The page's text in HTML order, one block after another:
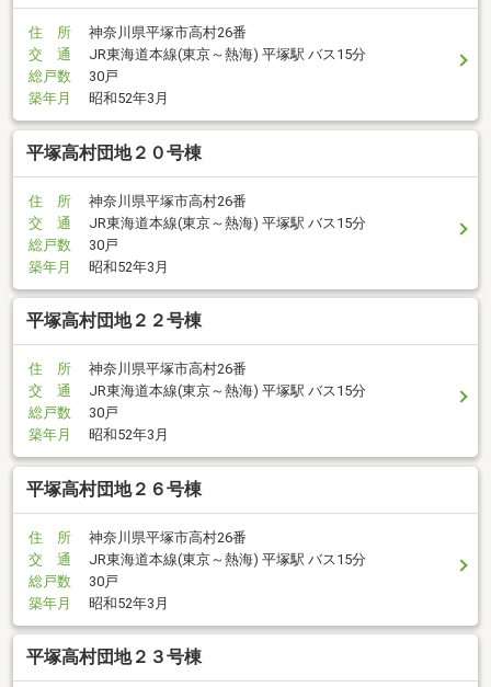
住 所
神奈川県平塚市高村26番
交 通
JR東海道本線(東京～熱海) 平塚駅 バス15分
総戸数
30戸
築年月
昭和52年3月
平塚高村団地２０号棟
住 所
神奈川県平塚市高村26番
交 通
JR東海道本線(東京～熱海) 平塚駅 バス15分
総戸数
30戸
築年月
昭和52年3月
平塚高村団地２２号棟
住 所
神奈川県平塚市高村26番
交 通
JR東海道本線(東京～熱海) 平塚駅 バス15分
総戸数
30戸
築年月
昭和52年3月
平塚高村団地２６号棟
住 所
神奈川県平塚市高村26番
交 通
JR東海道本線(東京～熱海) 平塚駅 バス15分
総戸数
30戸
築年月
昭和52年3月
平塚高村団地２３号棟